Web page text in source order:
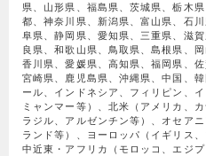
県、山形県、福島県、茨城県、栃木
都、神奈川県、新潟県、富山県、石
阜県、静岡県、愛知県、三重県、滋
良県、和歌山県、鳥取県、島根県、
香川県、愛媛県、高知県、福岡県、
宮崎県、鹿児島県、沖縄県、中国、
ール、インドネシア、フィリピン、
ミャンマー等）、北米（アメリカ、
ラジル、アルゼンチン等）、オセア
ランド等）、ヨーロッパ（イギリス
中近東・アフリカ（モロッコ、エジ